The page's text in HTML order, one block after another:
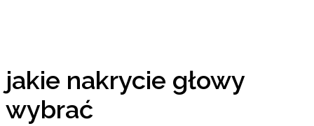
jakie nakrycie głowy
wybrać